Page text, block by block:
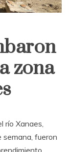
zona
río Xanaes,
fueron